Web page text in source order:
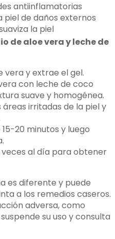
antiinflamatorias
piel de daños externos
la piel
de aloe vera y leche de
vera y extrae el gel.
con leche de coco
suave y homogénea.
irritadas de la piel y
20 minutos y luego
al día para obtener
es diferente y puede
a los remedios caseros.
adversa, como
su uso y consulta